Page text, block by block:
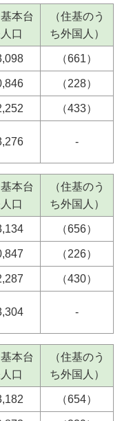
本台
口
（住基のう
ち外国人）
（661）
（228）
（433）
-
本台
口
（住基のう
ち外国人）
（656）
（226）
（430）
-
本台
口
（住基のう
ち外国人）
（654）